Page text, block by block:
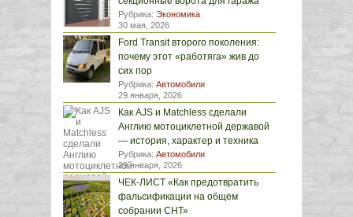
Рубрика: Экономика
30 мая, 2026
Ford Transit второго поколения:
почему этот «работяга» жив до
сих пор
Рубрика: Автомобили
29 января, 2026
Как AJS и Matchless сделали
Англию мотоциклетной державой
— история, характер и техника
Рубрика: Автомобили
29 января, 2026
ЧЕК-ЛИСТ «Как предотвратить
фальсификации на общем
собрании СНТ»